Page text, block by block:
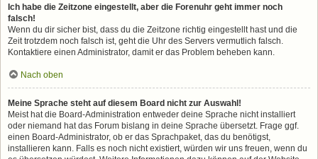
Ich habe die Zeitzone eingestellt, aber die Forenuhr geht immer noch
falsch!
Wenn du dir sicher bist, dass du die Zeitzone richtig eingestellt hast und die
Zeit trotzdem noch falsch ist, geht die Uhr des Servers vermutlich falsch.
Kontaktiere einen Administrator, damit er das Problem beheben kann.
Nach oben
Meine Sprache steht auf diesem Board nicht zur Auswahl!
Meist hat die Board-Administration entweder deine Sprache nicht installiert
oder niemand hat das Forum bislang in deine Sprache übersetzt. Frage ggf.
einen Board-Administrator, ob er das Sprachpaket, das du benötigst,
installieren kann. Falls es noch nicht existiert, würden wir uns freuen, wenn du